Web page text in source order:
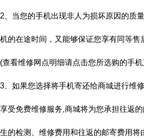
2、当您的手机出现非人为损坏原因的质
机的在途时间，又能够保证您享有同等售
(查看维修网点明细请点击您所选购的手
3、如果您选择将手机寄还给商城进行维
享受免费维修服务,商城将为您承担往返
生的检测、维修费用和往返的邮寄费用将